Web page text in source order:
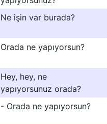
Ne işin var burada?
Orada ne yapıyorsun?
Hey, hey, ne
yapıyorsunuz orada?
- Orada ne yapıyorsun?